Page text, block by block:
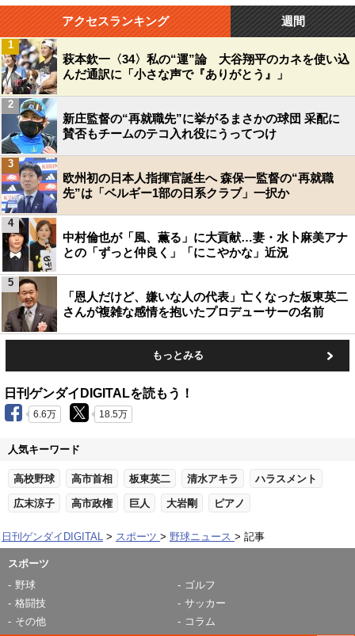
アクセスランキング 週間
萩本欽一〈34〉私の“運”論 大谷翔平のカネを使い込
んだ通訳に「小さな声で『ありがとう』」
1
新庄監督の“再就職先”に挙がるまさかの球団 采配に
賛否もチームのテコ入れ役にうってつけ
2
欧州初の日本人指揮官誕生へ 森保一監督の“再就職
先”は「ベルギー1部の日系クラブ」一択か
3
中村倫也が「風、薫る」に大貢献…妻・水卜麻美アナ
との「ずっと仲良く」「にこやかな」近況
4
「恩人だけど、嫌いな人の代表」亡くなった板東英二
さんが複雑な感情を抱いたプロデューサーの名前
5
もっとみる
日刊ゲンダイDIGITALを読もう！
6.6万 18.5万
人気キーワード
高校野球 高市首相 板東英二 清水アキラ ハラスメント
広末涼子 高市政権 巨人 大岩剛 ピアノ
日刊ゲンダイDIGITAL スポーツ 野球ニュース 記事
スポーツ
野球
ゴルフ
格闘技
サッカー
その他
コラム